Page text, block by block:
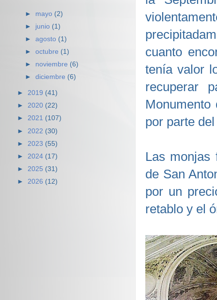
cuanto
tenía valor
recuperar
por parte
Las monjas
de San
por un
retablo y el
► mayo (2)
► junio (1)
►agosto (1)
►octubre (1)
► noviembre (6)
►diciembre (6)
► 2019 (41)
► 2020 (22)
► 2021 (107)
► 2022 (30)
► 2023 (55)
► 2024 (17)
► 2025 (31)
► 2026 (12)